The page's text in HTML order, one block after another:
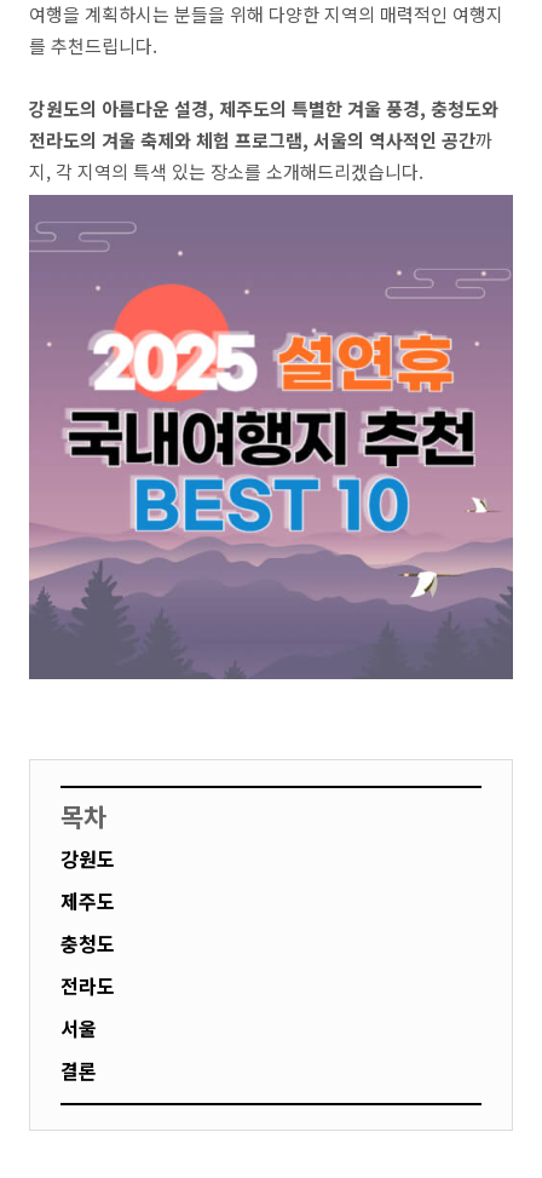
여행을 계획하시는 분들을 위해 다양한 지역의 매력적인 여행지
를 추천드립니다.
강원도의 아름다운 설경, 제주도의 특별한 겨울 풍경, 충청도와
전라도의 겨울 축제와 체험 프로그램, 서울의 역사적인 공간까
지, 각 지역의 특색 있는 장소를 소개해드리겠습니다.
목차
강원도
제주도
충청도
전라도
서울
결론